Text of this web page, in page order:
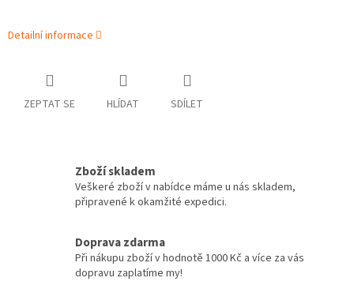
Detailní informace
ZEPTAT SE HLÍDAT SDÍLET
Zboží skladem
Veškeré zboží v nabídce máme u nás skladem,
připravené k okamžité expedici.
Doprava zdarma
Při nákupu zboží v hodnotě 1000 Kč a více za vás
dopravu zaplatíme my!